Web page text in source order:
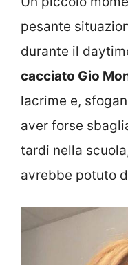
pesante
durante il
cacciato Gio
lacrime e,
aver forse
tardi nella
avrebbe potuto